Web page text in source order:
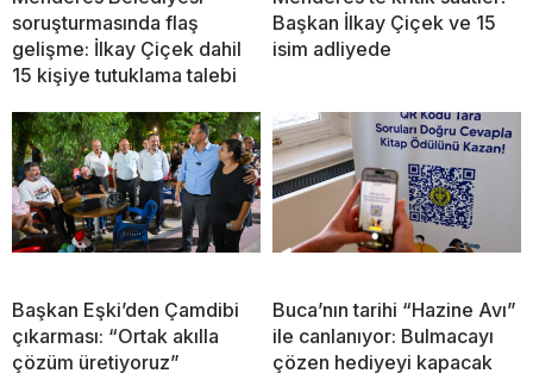
soruşturmasında flaş
gelişme: İlkay Çiçek dahil
15 kişiye tutuklama talebi
Başkan İlkay Çiçek ve 15
isim adliyede
Başkan Eşki’den Çamdibi
çıkarması: “Ortak akılla
çözüm üretiyoruz”
Buca’nın tarihi “Hazine Avı”
ile canlanıyor: Bulmacayı
çözen hediyeyi kapacak